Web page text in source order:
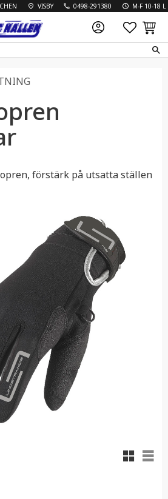
VISBY 0498-291380 M-F 10-18 L
förstärk på utsatta ställen